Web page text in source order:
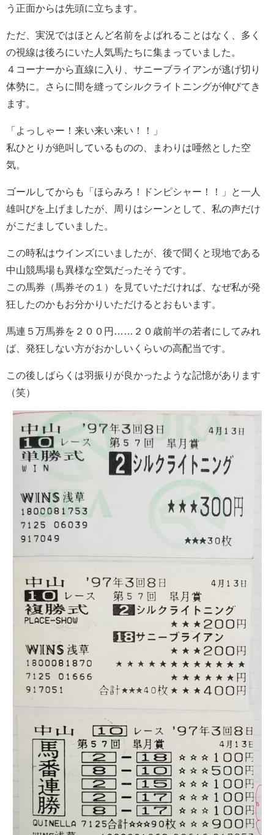
う正面からは先頭に立ちます。
ただ、実況ではほとんど名前をよばれることはなく、多く
の視線は後ろにいた人気馬たちに集まっていました。
４コーナーから直線に入り、サニーブライアンが逃げ切り
体勢に。さらに間を縫ってシルクライトニングが伸びてき
ます。
「よっしゃー！来い来い来い！！」
私ひとりが絶叫しているものの、まわりは唖然とした空
気。
ゴールしてからも「ほらみろ！ドンピシャー！！」と一人
雄叫びを上げましたが、周りはシーンとして、私の声だけ
がこだましていました。
この時私はウインズにいましたが、後で聞くと現地である
中山競馬場も異様な空気だったそうです。
この馬券（馬券その１）を見ていただければ、なぜ私が発
狂したのかもお分かりいただけるとおもいます。
馬連５万馬券を２００円……２０歳前半の若者にしてみれ
ば、発狂しない方がおかしいくらいの高配当です。
この後しばらくは羽振りが良かったような記憶があります
（笑）